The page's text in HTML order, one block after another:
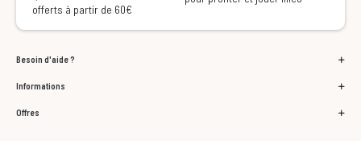
offerts à partir de 60€
Besoin d'aide ?
Informations
Offres